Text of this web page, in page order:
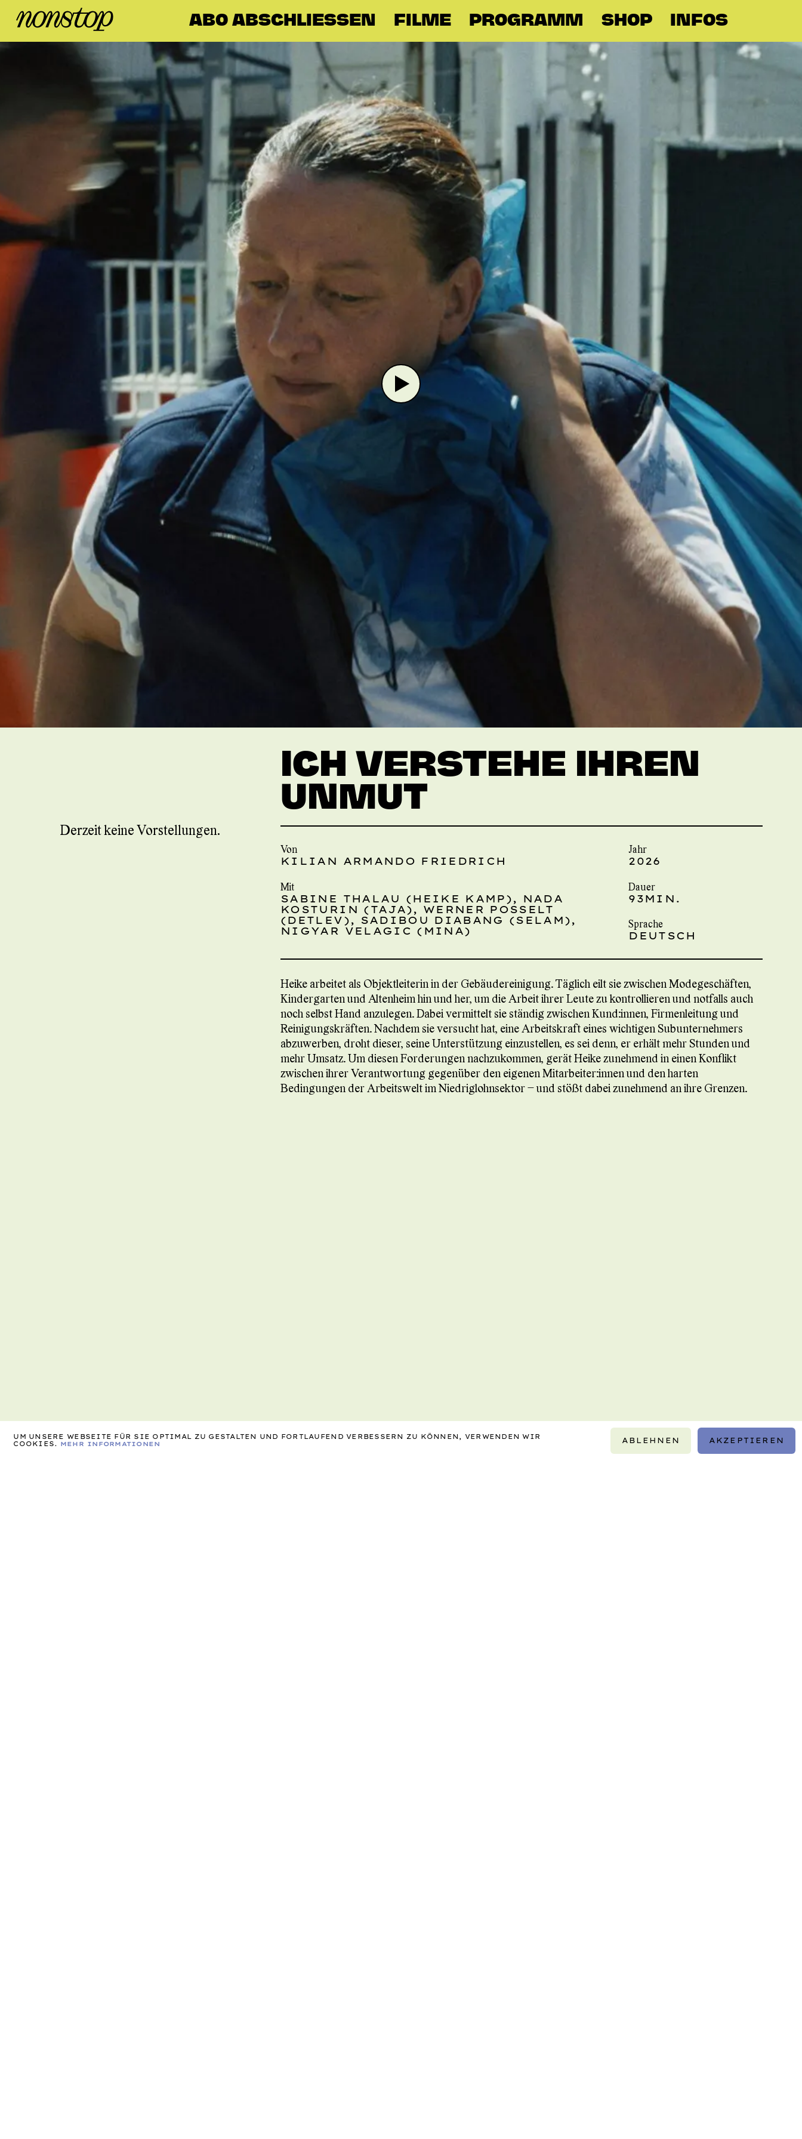
ABO ABSCHLIESSEN FILME PROGRAMM SHOP INFOS
Derzeit keine Vorstellungen.
ICH VERSTEHE IHREN
UNMUT
Von
KILIAN ARMANDO FRIEDRICH
Mit
SABINE THALAU (HEIKE KAMP), NADA
KOSTURIN (TAJA), WERNER POSSELT
(DETLEV), SADIBOU DIABANG (SELAM),
NIGYAR VELAGIC (MINA)
Jahr
2026
Dauer
93MIN.
Sprache
DEUTSCH
Heike arbeitet als Objektleiterin in der Gebäudereinigung. Täglich eilt sie zwischen Modegeschäften,
Kindergarten und Altenheim hin und her, um die Arbeit ihrer Leute zu kontrollieren und notfalls auch
noch selbst Hand anzulegen. Dabei vermittelt sie ständig zwischen Kund:innen, Firmenleitung und
Reinigungskräften. Nachdem sie versucht hat, eine Arbeitskraft eines wichtigen Subunternehmers
abzuwerben, droht dieser, seine Unterstützung einzustellen, es sei denn, er erhält mehr Stunden und
mehr Umsatz. Um diesen Forderungen nachzukommen, gerät Heike zunehmend in einen Konflikt
zwischen ihrer Verantwortung gegenüber den eigenen Mitarbeiter:innen und den harten
Bedingungen der Arbeitswelt im Niedriglohnsektor – und stößt dabei zunehmend an ihre Grenzen.
UM UNSERE WEBSEITE FÜR SIE OPTIMAL ZU GESTALTEN UND FORTLAUFEND VERBESSERN ZU KÖNNEN, VERWENDEN WIR
COOKIES. MEHR INFORMATIONEN ABLEHNEN AKZEPTIEREN